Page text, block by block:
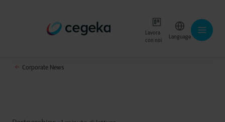
Lavora
con noi
Language
Corporate News